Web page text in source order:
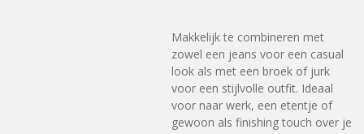
Makkelijk te combineren met
zowel een jeans voor een casual
look als met een broek of jurk
voor een stijlvolle outfit. Ideaal
voor naar werk, een etentje of
gewoon als finishing touch over je